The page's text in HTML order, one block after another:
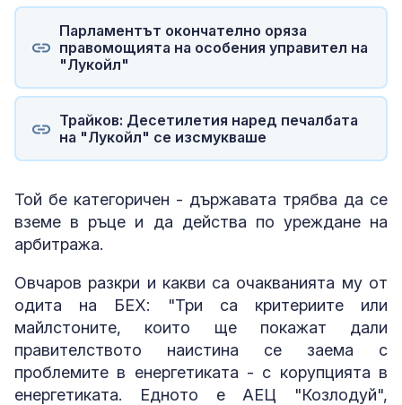
Парламентът окончателно оряза
правомощията на особения управител на
"Лукойл"
Трайков: Десетилетия наред печалбата
на "Лукойл" се изсмукваше
Той бе категоричен - държавата трябва да се
вземе в ръце и да действа по уреждане на
арбитража.
Овчаров разкри и какви са очакванията му от
одита на БЕХ: "Три са критериите или
майлстоните, които ще покажат дали
правителството наистина се заема с
проблемите в енергетиката - с корупцията в
енергетиката. Едното е АЕЦ "Козлодуй",